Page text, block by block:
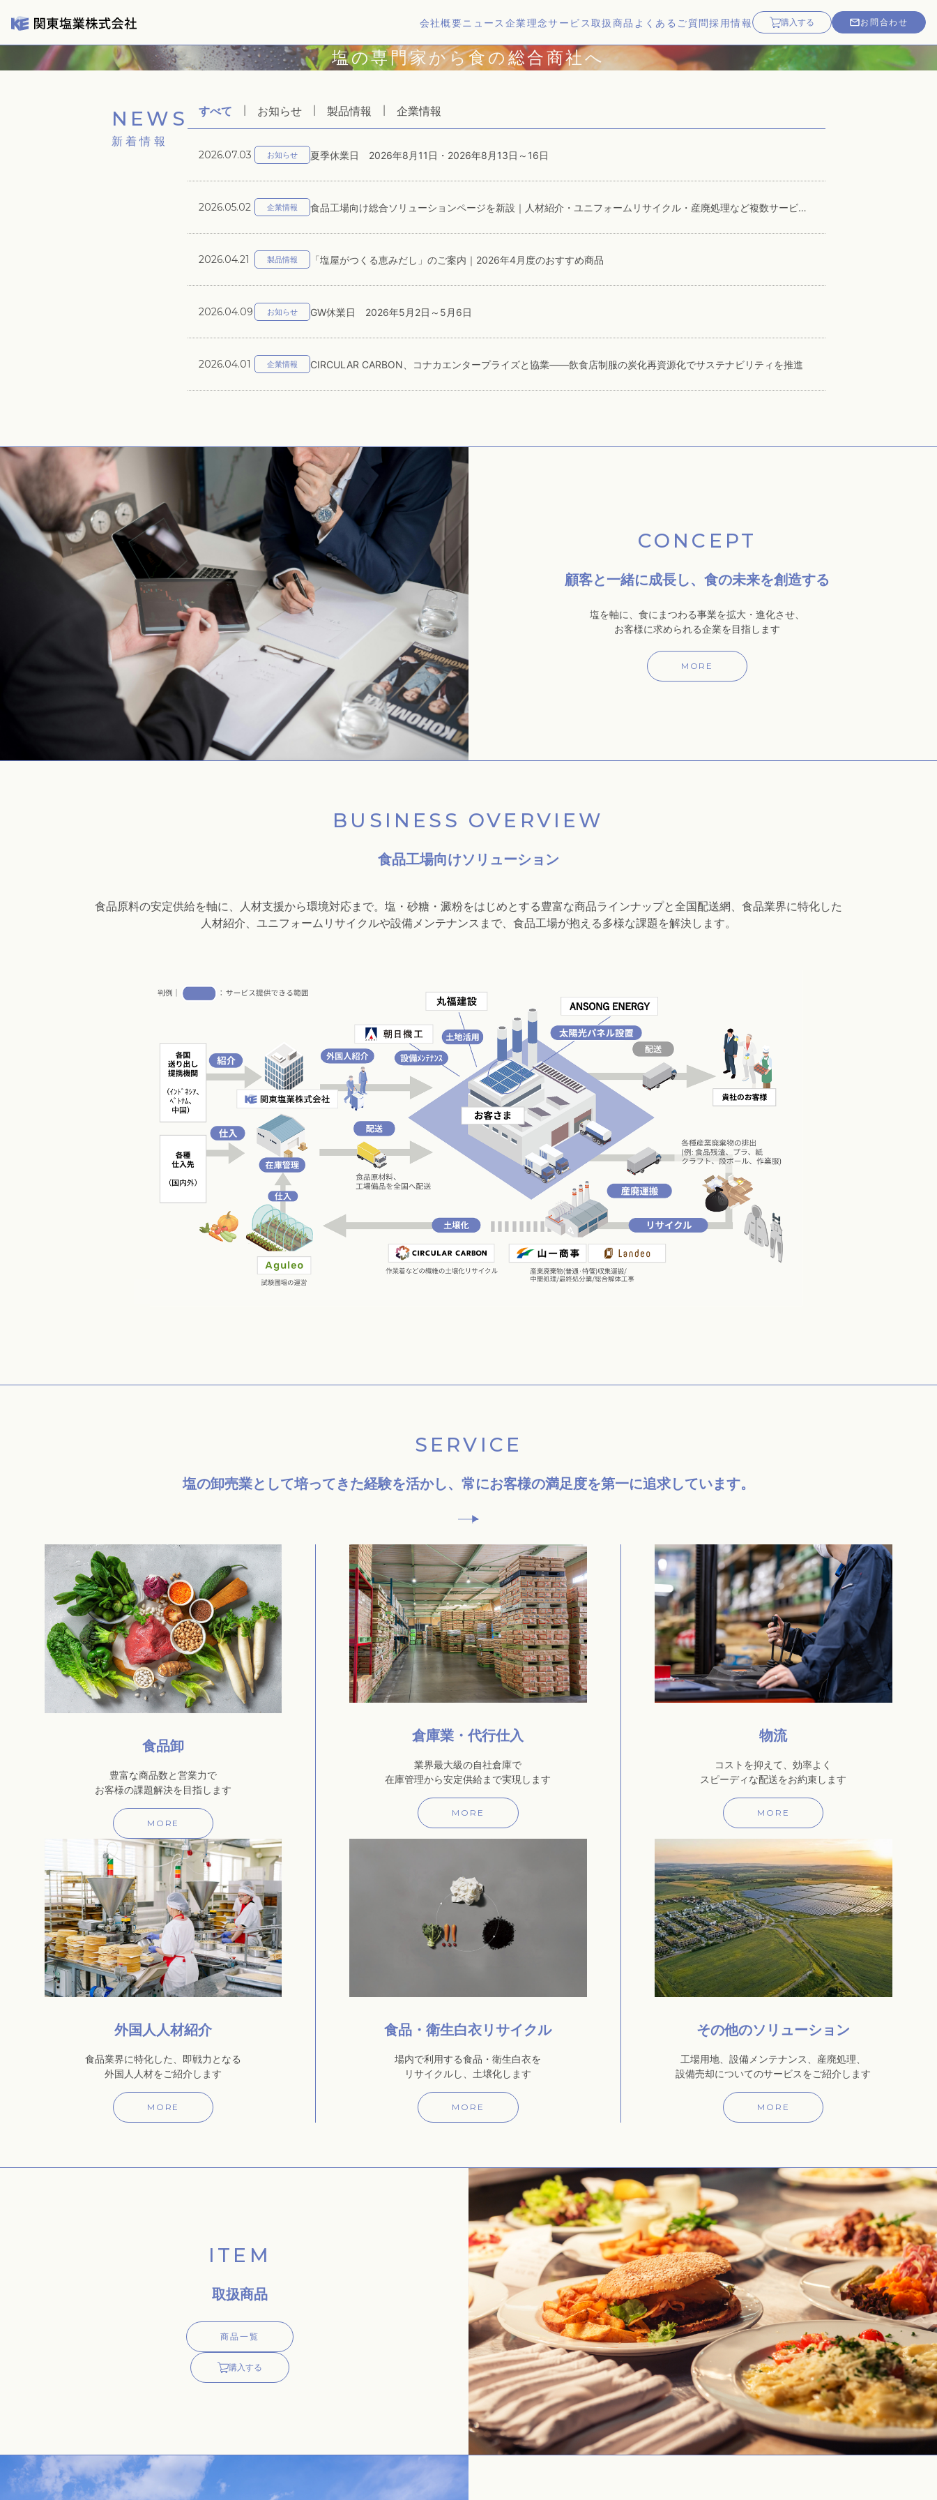
会社概要ニュース 企業理念サービス取扱商品 よくあるご質問採用情報 購入する お問合わせ
塩の専門家から食の総合商社へ
NEWS
新着情報
すべて お知らせ 製品情報 企業情報
2026.07.03 お知らせ 夏季休業日 2026年8月11日・2026年8月13日～16日
2026.05.02 企業情報 食品工場向け総合ソリューションページを新設｜人材紹介・ユニフォームリサイクル・産廃処理など複数サービスを本格展開
2026.04.21 製品情報 「塩屋がつくる恵みだし」のご案内｜2026年4月度のおすすめ商品
2026.04.09 お知らせ GW休業日 2026年5月2日～5月6日
2026.04.01 企業情報 CIRCULAR CARBON、コナカエンタープライズと協業——飲食店制服の炭化再資源化でサステナビリティを推進
CONCEPT
顧客と一緒に成長し、 食の未来を創造する
塩を軸に、食にまつわる事業を拡大・進化させ、
お客様に求められる企業を目指します
MORE
BUSINESS OVERVIEW
食品工場向けソリューション
食品原料の安定供給を軸に、人材支援から環境対応まで。塩・砂糖・澱粉をはじめとする豊富な商品ラインナップと全国配送網、食品業界に特化した
人材紹介、ユニフォームリサイクルや設備メンテナンスまで、食品工場が抱える多様な課題を解決します。
SERVICE
塩の卸売業として培ってきた経験を活かし、 常にお客様の満足度を第一に追求しています。
食品卸
豊富な商品数と営業力で
お客様の課題解決を目指します
MORE
倉庫業・代行仕入
業界最大級の自社倉庫で
在庫管理から安定供給まで実現します
MORE
物流
コストを抑えて、効率よく
スピーディな配送をお約束します
MORE
外国人人材紹介
食品業界に特化した、即戦力となる
外国人人材をご紹介します
MORE
食品・衛生白衣リサイクル
場内で利用する食品・衛生白衣を
リサイクルし、土壌化します
MORE
その他のソリューション
工場用地、設備メンテナンス、産廃処理、
設備売却についてのサービスをご紹介します
MORE
ITEM
取扱商品
商品一覧
購入する